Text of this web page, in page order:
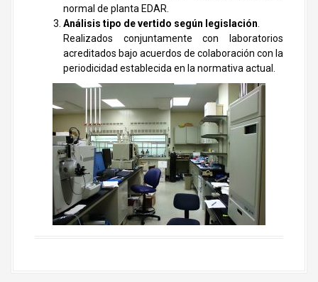
normal de planta EDAR.
Análisis tipo de vertido según legislación
Realizados conjuntamente con laboratorios
acreditados bajo acuerdos de colaboración con la
periodicidad establecida en la normativa actual.